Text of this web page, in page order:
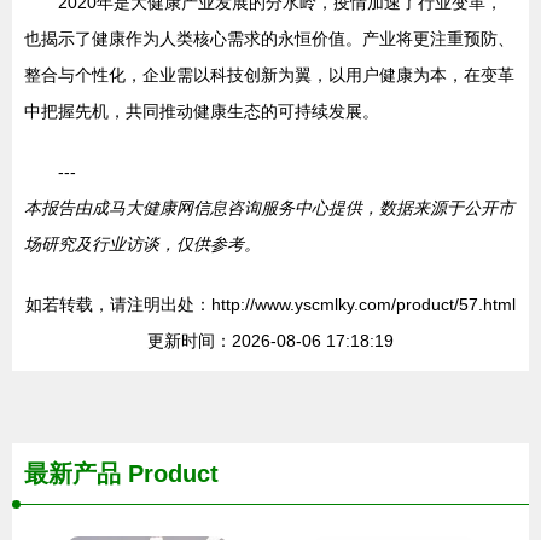
也揭示了健康作为人类核心需求的永恒价值。产业将更注重预防、
整合与个性化，企业需以科技创新为翼，以用户健康为本，在变革
中把握先机，共同推动健康生态的可持续发展。
---
本报告由成马大健康网信息咨询服务中心提供，数据来源于公开市
场研究及行业访谈，仅供参考。
如若转载，请注明出处：http://www.yscmlky.com/product/57.html
更新时间：2026-08-06 17:18:19
最新产品 Product